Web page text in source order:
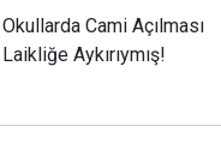
Okullarda Cami Açılması
Laikliğe Aykırıymış!